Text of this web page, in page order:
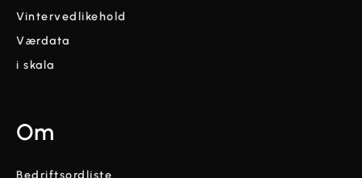
Vintervedlikehold
Værdata
i skala
Om
Bedriftsordliste